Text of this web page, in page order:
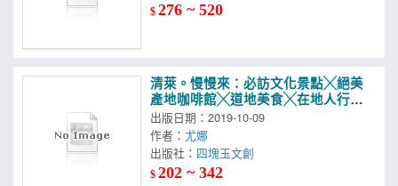
$276 ~ 520
清萊。慢慢來：必訪文化景點╳絕美
產地咖啡館╳道地美食╳在地人行程
推薦，讓你一次玩遍清萊
出版日期：2019-10-09
作者：尤娜
出版社：
$202 ~ 342